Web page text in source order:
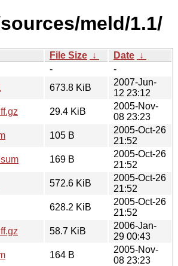
meld/1.1/
File Size ↓ Date ↓
-
-
673.8 KiB
2007-Jun-
12 23:12
29.4 KiB
2005-Nov-
08 23:23
105 B
2005-Oct-26
21:52
169 B
2005-Oct-26
21:52
572.6 KiB
2005-Oct-26
21:52
628.2 KiB
2005-Oct-26
21:52
58.7 KiB
2006-Jan-
29 00:43
164 B
2005-Nov-
08 23:23